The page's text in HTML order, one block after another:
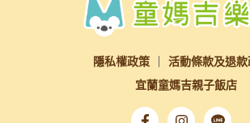
隱私權政策
活動條款及退款
宜蘭童媽吉親子飯店